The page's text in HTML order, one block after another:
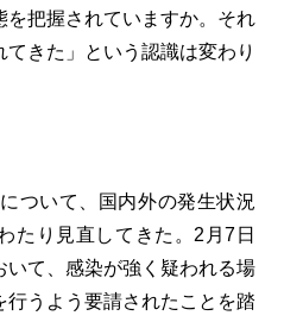
を把握されていますか。それ
きた」という認識は変わり
ついて、国内外の発生状況
たり見直してきた。2月7日
いて、感染が強く疑われる場
うよう要請されたことを踏